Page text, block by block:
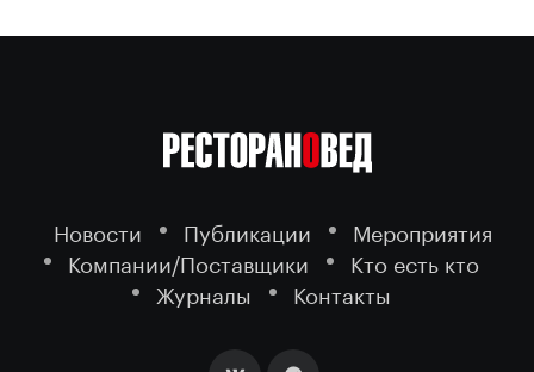
Новости Публикации
Мероприятия
Компании/Поставщики
Кто есть кто
Журналы
Контакты